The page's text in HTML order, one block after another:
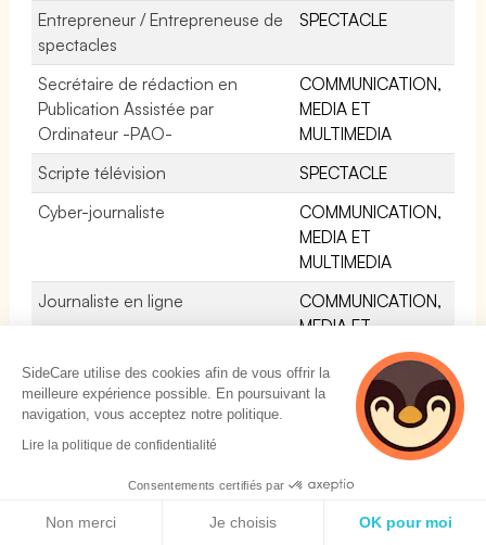
Entrepreneur / Entrepreneuse de
spectacles
SPECTACLE
Secrétaire de rédaction en
Publication Assistée par
Ordinateur -PAO-
COMMUNICATION,
MEDIA ET
MULTIMEDIA
Scripte télévision
SPECTACLE
Cyber-journaliste
COMMUNICATION,
MEDIA ET
MULTIMEDIA
Journaliste en ligne
COMMUNICATION,
MEDIA ET
MULTIMEDIA
Présentateur / Présentatrice
radio
SPECTACLE
Bruiteur / Bruiteuse
SPECTACLE
Journaliste Web
COMMUNICATION,
MEDIA ET
SideCare utilise des cookies afin de vous offrir la
meilleure expérience possible. En poursuivant la
navigation, vous acceptez notre politique.
Lire la politique de confidentialité
Consentements certifiés par
Non merci Je choisis OK pour moi